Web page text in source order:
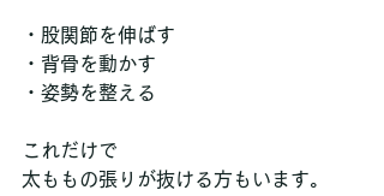
・股関節を伸ばす
・背骨を動かす
・姿勢を整える
これだけで
太ももの張りが抜ける方もいます。